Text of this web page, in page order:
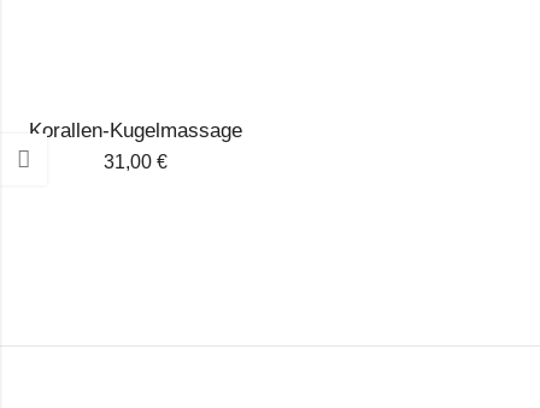
Korallen-Kugelmassage
31,00 €